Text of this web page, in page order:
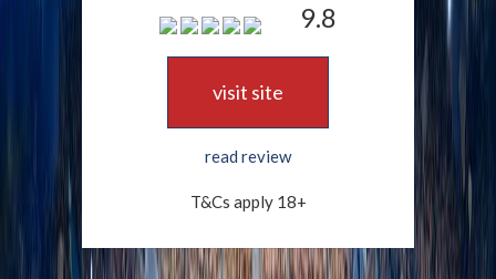
9.8
visit site
read review
T&Cs apply 18+